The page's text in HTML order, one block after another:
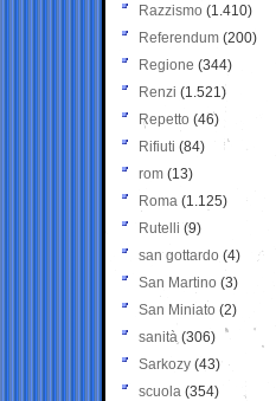
Razzismo (1.410)
Referendum (200)
Regione (344)
Renzi (1.521)
Repetto (46)
Rifiuti (84)
rom (13)
Roma (1.125)
Rutelli (9)
san gottardo (4)
San Martino (3)
San Miniato (2)
sanità (306)
Sarkozy (43)
scuola (354)